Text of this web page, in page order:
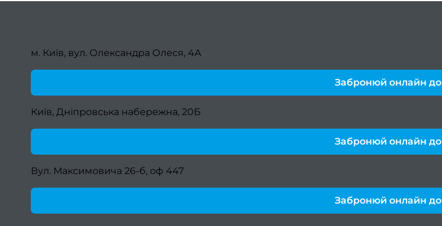
м. Київ, вул. Олександра Олеся, 4А
Забронюй онлайн до
Київ, Дніпровська набережна, 20Б
Забронюй онлайн до
Вул. Максимовича 26-б, оф 447
Забронюй онлайн до